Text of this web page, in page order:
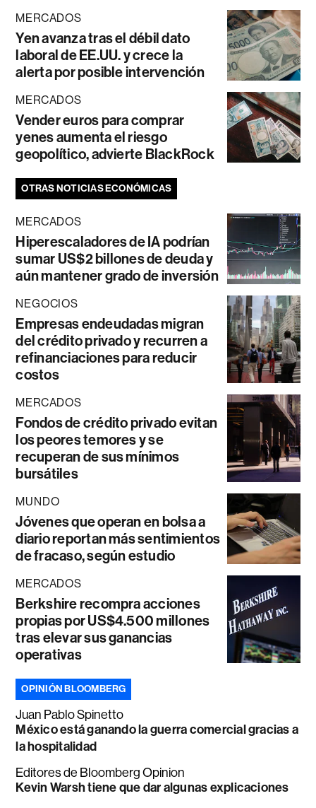
MERCADOS
Yen avanza tras el débil dato
laboral de EE.UU. y crece la
alerta por posible intervención
MERCADOS
Vender euros para comprar
yenes aumenta el riesgo
geopolítico, advierte BlackRock
OTRAS NOTICIAS ECONÓMICAS
MERCADOS
Hiperescaladores de IA podrían
sumar US$2 billones de deuda y
aún mantener grado de inversión
NEGOCIOS
Empresas endeudadas migran
del crédito privado y recurren a
refinanciaciones para reducir
costos
MERCADOS
Fondos de crédito privado evitan
los peores temores y se
recuperan de sus mínimos
bursátiles
MUNDO
Jóvenes que operan en bolsa a
diario reportan más sentimientos
de fracaso, según estudio
MERCADOS
Berkshire recompra acciones
propias por US$4.500 millones
tras elevar sus ganancias
operativas
OPINIÓN BLOOMBERG
Juan Pablo Spinetto
México está ganando la guerra comercial gracias a
la hospitalidad
Editores de Bloomberg Opinion
Kevin Warsh tiene que dar algunas explicaciones